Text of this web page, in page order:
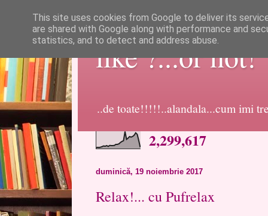
like ?...or not!
..de toate!!!!!..alandala...cum imi
2,299,617
duminică, 19 noiembrie 2017
Relax!... cu Pufrelax
This site uses cookies from Google to deliver its
are shared with Google along with performance and
statistics, and to detect and address abuse.